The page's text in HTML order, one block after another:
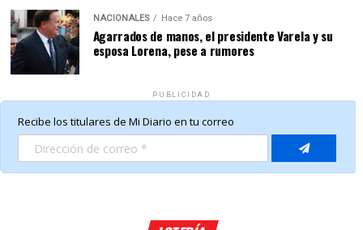
NACIONALES Hace 7 años
Agarrados de manos, el presidente Varela y su
esposa Lorena, pese a rumores
PUBLICIDAD